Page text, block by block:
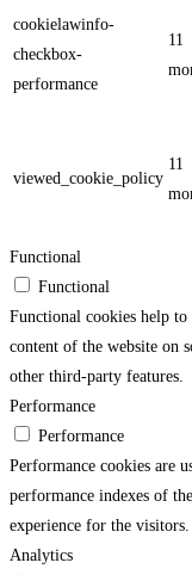
cookielawinfo-
checkbox-
performance
11
viewed_cookie_policy
11
Functional
Functional
Functional cookies help
content of the website on
other third-party features.
Performance
Performance
Performance cookies are
performance indexes of
experience for the visitors.
Analytics